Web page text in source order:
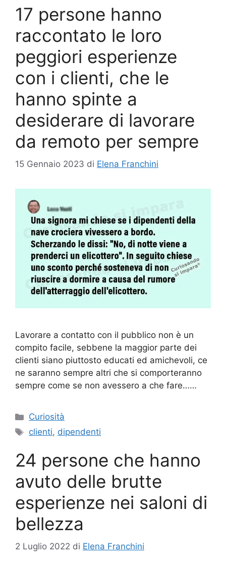
17 persone hanno
raccontato le loro
peggiori esperienze
con i clienti, che le
hanno spinte a
desiderare di lavorare
da remoto per sempre
15 Gennaio 2023 di Elena Franchini
Lavorare a contatto con il pubblico non è un
compito facile, sebbene la maggior parte dei
clienti siano piuttosto educati ed amichevoli, ce
ne saranno sempre altri che si comporteranno
sempre come se non avessero a che fare……
Categorie
Curiosità
Tag
clienti, dipendenti
24 persone che hanno
avuto delle brutte
esperienze nei saloni di
bellezza
2 Luglio 2022 di Elena Franchini